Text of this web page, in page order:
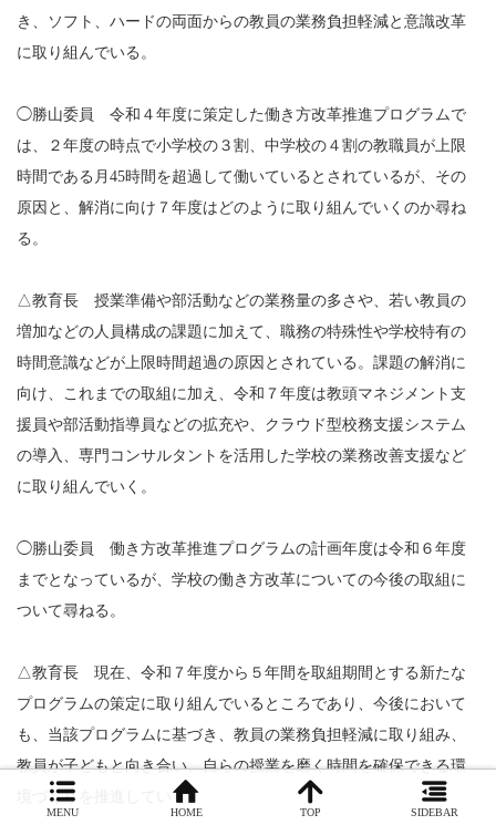
き、ソフト、ハードの両面からの教員の業務負担軽減と意識改革
に取り組んでいる。
◯勝山委員 令和４年度に策定した働き方改革推進プログラムで
は、２年度の時点で小学校の３割、中学校の４割の教職員が上限
時間である月45時間を超過して働いているとされているが、その
原因と、解消に向け７年度はどのように取り組んでいくのか尋ね
る。
△教育長 授業準備や部活動などの業務量の多さや、若い教員の
増加などの人員構成の課題に加えて、職務の特殊性や学校特有の
時間意識などが上限時間超過の原因とされている。課題の解消に
向け、これまでの取組に加え、令和７年度は教頭マネジメント支
援員や部活動指導員などの拡充や、クラウド型校務支援システム
の導入、専門コンサルタントを活用した学校の業務改善支援など
に取り組んでいく。
◯勝山委員 働き方改革推進プログラムの計画年度は令和６年度
までとなっているが、学校の働き方改革についての今後の取組に
ついて尋ねる。
△教育長 現在、令和７年度から５年間を取組期間とする新たな
プログラムの策定に取り組んでいるところであり、今後において
も、当該プログラムに基づき、教員の業務負担軽減に取り組み、
教員が子どもと向き合い、自らの授業を磨く時間を確保できる環
境づくりを推進していく。
MENU HOME TOP SIDEBAR